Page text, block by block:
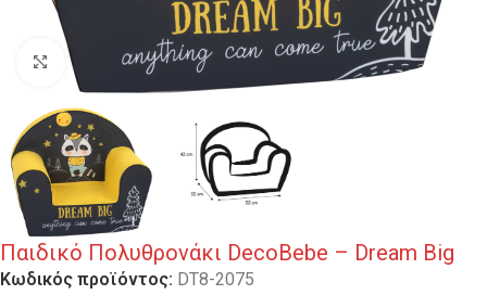
Κλικ για μεγέθυνση
Παιδικό Πολυθρονάκι DecoBebe – Dream Big
Κωδικός προϊόντος: DT8-2075